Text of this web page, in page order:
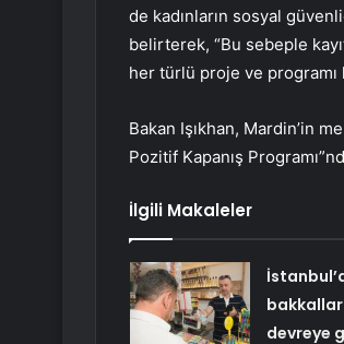
de kadınların sosyal
belirterek, “Bu sebeple
her türlü proje ve programı
Bakan Işıkhan, Mardin’in
Pozitif Kapanış
İlgili Makaleler
devreye